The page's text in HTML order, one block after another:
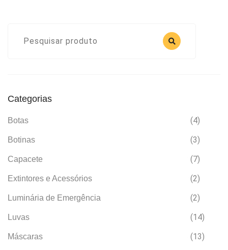
Categorias
Botas (4)
Botinas (3)
Capacete (7)
Extintores e Acessórios (2)
Luminária de Emergência (2)
Luvas (14)
Máscaras (13)